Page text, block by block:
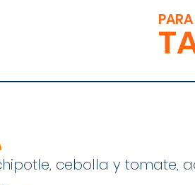
cebolla y tomate,